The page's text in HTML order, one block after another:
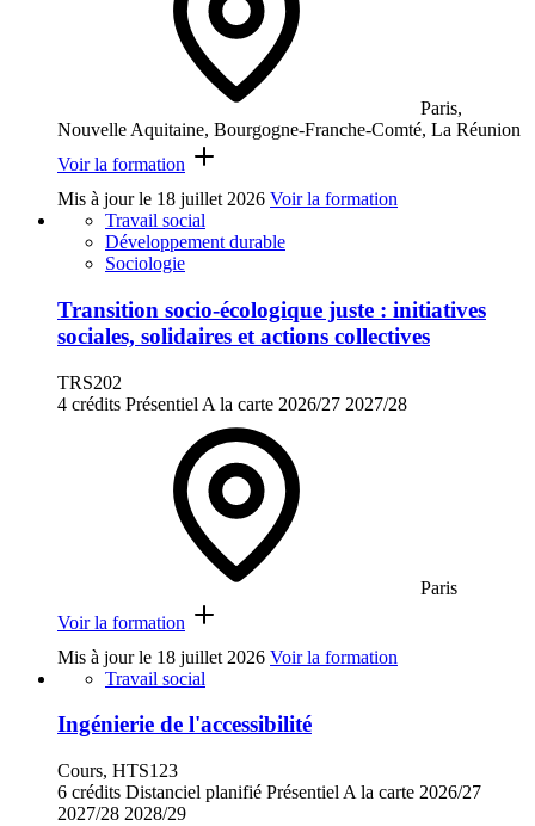
Paris,
Nouvelle Aquitaine, Bourgogne-Franche-Comté, La Réunion
Voir la formation
Mis à jour le 18 juillet 2026 Voir la formation
Travail social
Développement durable
Sociologie
Transition socio-écologique juste : initiatives
sociales, solidaires et actions collectives
TRS202
4 crédits Présentiel A la carte 2026/27 2027/28
Paris
Voir la formation
Mis à jour le 18 juillet 2026 Voir la formation
Travail social
Ingénierie de l'accessibilité
Cours, HTS123
6 crédits Distanciel planifié Présentiel A la carte 2026/27
2027/28 2028/29